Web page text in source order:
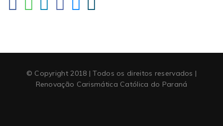
© Copyright 2018 | Todos os direitos reservados |
Renovação Carismática Católica do Paraná